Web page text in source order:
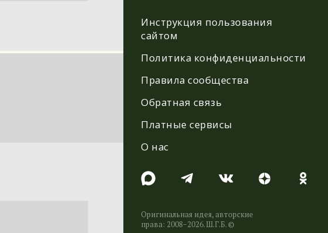
Инструкция пользования
сайтом
Политика конфиденциальности
Правила сообщества
Обратная связь
Платные сервисы
О нас
Оригинальная идея, авторские
права: 2008−2026. Ш.Г.Б. ©